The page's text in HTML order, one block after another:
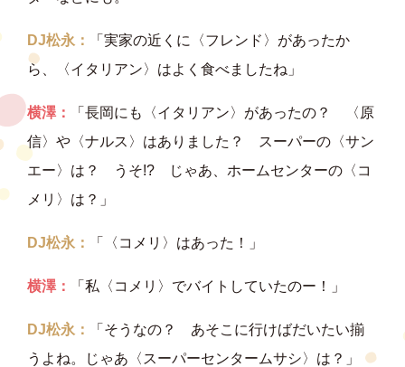
DJ松永：
「実家の近くに〈フレンド〉があったか
ら、〈イタリアン〉はよく食べましたね」
横澤：
「長岡にも〈イタリアン〉があったの？ 〈原
信〉や〈ナルス〉はありました？ スーパーの〈サン
エー〉は？ うそ!? じゃあ、ホームセンターの〈コ
メリ〉は？」
DJ松永： 「〈コメリ〉はあった！」
横澤： 「私〈コメリ〉でバイトしていたのー！」
DJ松永：
「そうなの？ あそこに行けばだいたい揃
うよね。じゃあ〈スーパーセンタームサシ〉は？」